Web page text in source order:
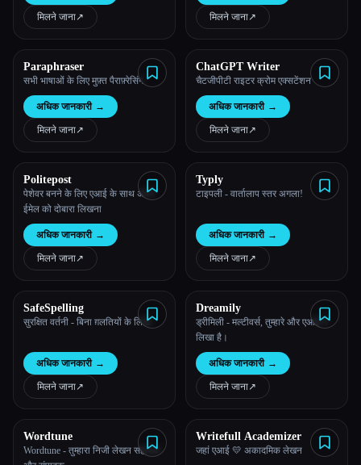
Esc
मिलने जाना↗︎ मिलने जाना↗︎
Paraphraser
सभी भाषाओं के लिए मुफ़्त पैराफ़्रेसिंग
अधिक जानकारी →
मिलने जाना↗︎
ChatGPT Writer
चैटजीपीटी राइटर क्रोम एक्सटेंशन
अधिक जानकारी →
मिलने जाना↗︎
Politepost
पेशेवर बनने के लिए एआई के साथ अपने
ईमेल को दोबारा लिखना
अधिक जानकारी →
मिलने जाना↗︎
Typly
टाइपली - वार्तालाप स्तर अगला!
अधिक जानकारी →
मिलने जाना↗︎
SafeSpelling
सुरक्षित वर्तनी - बिना ग़लतियों के लिखें
अधिक जानकारी →
मिलने जाना↗︎
Dreamily
ड्रीमिली - मल्टीवर्स, तुम्हारे और एआई ने
लिखा है।
अधिक जानकारी →
मिलने जाना↗︎
Wordtune
Wordtune - तुम्हारा निजी लेखन सहायक
Writefull Academizer
जहां एआई 💛 अकादमिक लेखन